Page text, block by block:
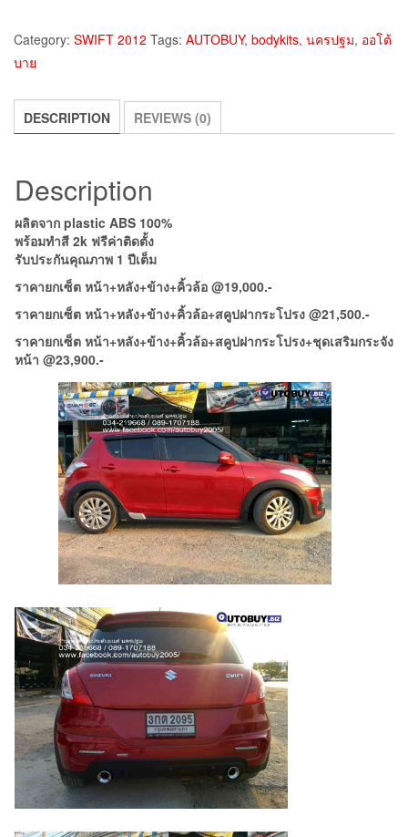
Category: SWIFT 2012 Tags: AUTOBUY, bodykits, นครปฐม, ออโต้
บาย
DESCRIPTION REVIEWS (0)
Description
ผลิตจาก plastic ABS 100%
พร้อมทำสี 2k ฟรีค่าติดตั้ง
รับประกันคุณภาพ 1 ปีเต็ม
ราคายกเซ็ต หน้า+หลัง+ข้าง+คิ้วล้อ @19,000.-
ราคายกเซ็ต หน้า+หลัง+ข้าง+คิ้วล้อ+สคูปฝากระโปรง @21,500.-
ราคายกเซ็ต หน้า+หลัง+ข้าง+คิ้วล้อ+สคูปฝากระโปรง+ชุดเสริมกระจัง
หน้า @23,900.-